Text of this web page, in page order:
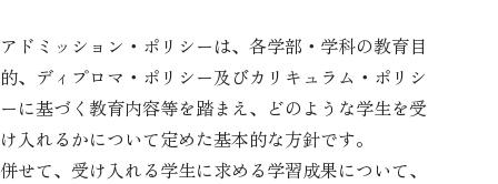
アドミッション・ポリシーは、各学部・学科の教育目
的、ディプロマ・ポリシー及びカリキュラム・ポリシ
ーに基づく教育内容等を踏まえ、どのような学生を受
け入れるかについて定めた基本的な方針です。
併せて、受け入れる学生に求める学習成果について、